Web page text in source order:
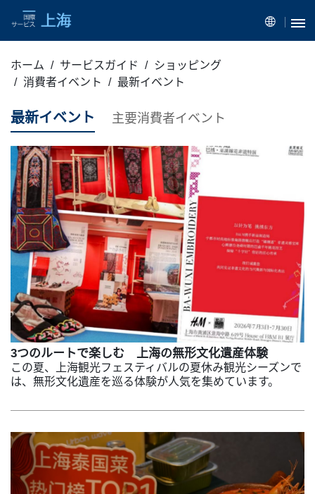
ホーム サービスガイド
ショッピング
消費者イベント
最新イベント
最新イベント 主要消費者イベント
3つのルートで楽しむ 上海の無形文化遺産体験
この夏、上海観光フェスティバルの夏休み観光シーズンで
は、無形文化遺産を巡る体験が人気を集めています。